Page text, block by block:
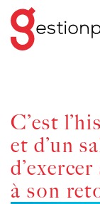
C’est
et d’un
à son